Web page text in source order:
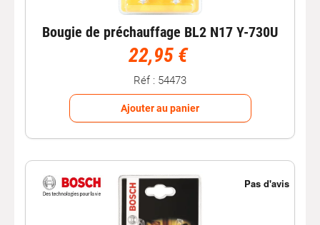
Bougie de préchauffage BL2 N17 Y-730U
22,95 €
Réf : 54473
Ajouter au panier